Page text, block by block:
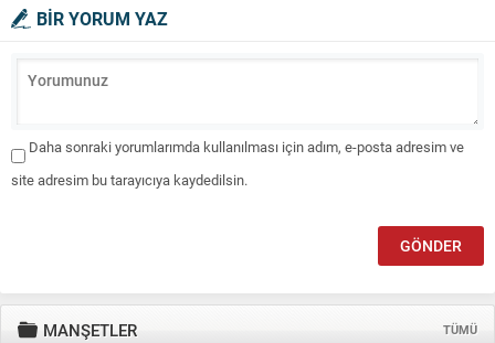
BİR YORUM YAZ
Daha sonraki yorumlarımda kullanılması için adım, e-posta adresim ve
site adresim bu tarayıcıya kaydedilsin.
MANŞETLER TÜMÜ